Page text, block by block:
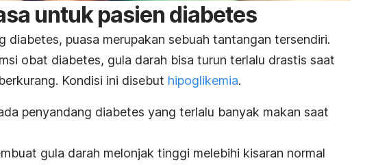
untuk pasien diabetes
diabetes, puasa merupakan sebuah tantangan tersendiri.
obat diabetes, gula darah bisa turun terlalu drastis saat
Kondisi ini disebut hipoglikemia.
penyandang diabetes yang terlalu banyak makan saat
gula darah melonjak tinggi melebihi kisaran normal